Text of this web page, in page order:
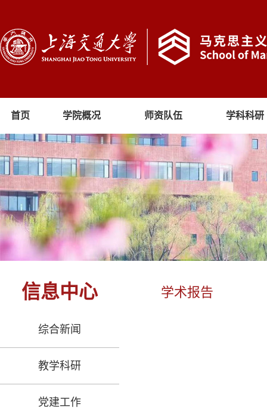
首页 学院概况 师资队伍 学科科研
信息中心
综合新闻
教学科研
党建工作
学术报告